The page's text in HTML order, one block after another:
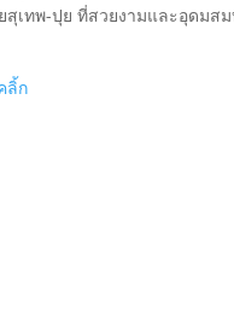
เทพ-ปุย ที่สวยงามและอุดมส
ลิ้ก